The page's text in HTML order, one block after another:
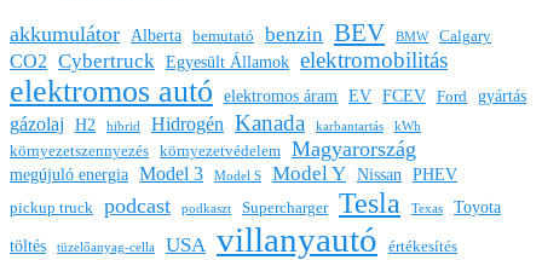
akkumulátor Alberta bemutató benzin BEV BMW Calgary
CO2 Cybertruck Egyesült Államok elektromobilitás
elektromos autó elektromos áram EV FCEV Ford gyártás
gázolaj H2 hibrid Hidrogén Kanada karbantartás kWh
környezetszennyezés környezetvédelem Magyarország
megújuló energia Model 3 Model S Model Y Nissan PHEV
pickup truck podcast podkaszt Supercharger Tesla Texas
Toyota
töltés
tüzelőanyag-cella USA villanyautó értékesítés